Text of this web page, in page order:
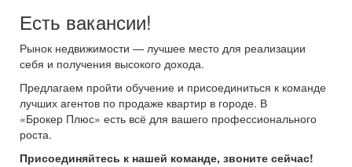
Есть вакансии!
Рынок недвижимости — лучшее место для реализации
себя и получения высокого дохода.
Предлагаем пройти обучение и присоединиться к команде
лучших агентов по продаже квартир в городе. В
«Брокер Плюс» есть всё для вашего профессионального
роста.
Присоединяйтесь к нашей команде, звоните сейчас!